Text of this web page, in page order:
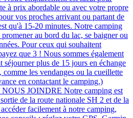
à prix abordable ou avec votre propre
vos proches arrivant ou partant de
qu'à 15-20 minutes. Notre camping
au bord du lac, se baigner ou
Pour ceux qui souhaitent
que 3 ! Nous sommes également
séjourner plus de 15 jours en échange
comme les vendanges ou la cueillette
en contactant le camping.)
JOINDRE Notre camping est
de la route nationale SH 2 et de la
facilement à notre camping,